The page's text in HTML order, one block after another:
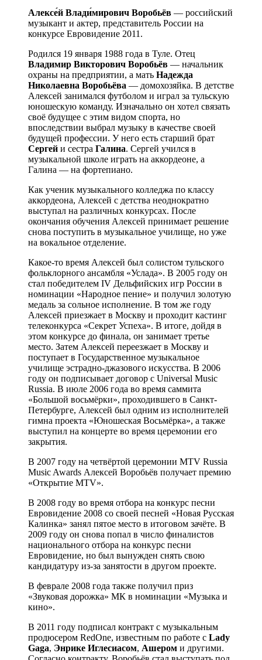
Алексе́й Влади́мирович Воробьёв — российский
музыкант и актер, представитель России на
конкурсе Евровидение 2011.
Родился 19 января 1988 года в Туле. Отец
Владимир Викторович Воробьёв — начальник
охраны на предприятии, а мать Надежда
Николаевна Воробьёва — домохозяйка. В детстве
Алексей занимался футболом и играл за тульскую
юношескую команду. Изначально он хотел связать
своё будущее с этим видом спорта, но
впоследствии выбрал музыку в качестве своей
будущей профессии. У него есть старший брат
Сергей и сестра Галина. Сергей учился в
музыкальной школе играть на аккордеоне, а
Галина — на фортепиано.
Как ученик музыкального колледжа по классу
аккордеона, Алексей с детства неоднократно
выступал на различных конкурсах. После
окончания обучения Алексей принимает решение
снова поступить в музыкальное училище, но уже
на вокальное отделение.
Какое-то время Алексей был солистом тульского
фольклорного ансамбля «Услада». В 2005 году он
стал победителем IV Дельфийских игр России в
номинации «Народное пение» и получил золотую
медаль за сольное исполнение. В том же году
Алексей приезжает в Москву и проходит кастинг
телеконкурса «Секрет Успеха». В итоге, дойдя в
этом конкурсе до финала, он занимает третье
место. Затем Алексей переезжает в Москву и
поступает в Государственное музыкальное
училище эстрадно-джазового искусства. В 2006
году он подписывает договор с Universal Music
Russia. В июле 2006 года во время саммита
«Большой восьмёрки», проходившего в Санкт-
Петербурге, Алексей был одним из исполнителей
гимна проекта «Юношеская Восьмёрка», а также
выступил на концерте во время церемонии его
закрытия.
В 2007 году на четвёртой церемонии MTV Russia
Music Awards Алексей Воробьёв получает премию
«Открытие MTV».
В 2008 году во время отбора на конкурс песни
Евровидение 2008 со своей песней «Новая Русская
Калинка» занял пятое место в итоговом зачёте. В
2009 году он снова попал в число финалистов
национального отбора на конкурс песни
Евровидение, но был вынужден снять свою
кандидатуру из-за занятости в другом проекте.
В феврале 2008 года также получил приз
«Звуковая дорожка» МК в номинации «Музыка и
кино».
В 2011 году подписал контракт с музыкальным
продюсером RedOne, известным по работе с Lady
Gaga, Энрике Иглесиасом, Ашером и другими.